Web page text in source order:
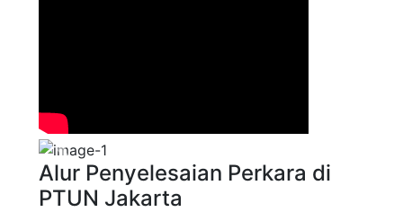
Previous
Alur Penyelesaian Perkara di
PTUN Jakarta